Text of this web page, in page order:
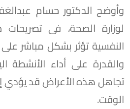
وأوضح الدكتور حسام
لوزارة الصحة، فى
النفسية تؤثر بشكل مباشر على
والقدرة على أداء الأنشطة
تجاهل هذه الأعراض قد يؤدي
الوقت.